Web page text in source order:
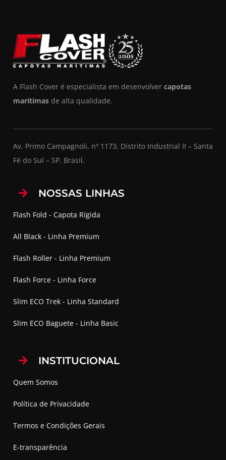
A Flash Cover é especialista em desenvolver capotas
marítimas de alta qualidade.
Av. Primo Campagnoli, nº 1173, Distrito Industrial II – Santa
Fé do Sul – SP. Brasil.
NOSSAS LINHAS
Flash Fold - Capota Rígida
All Black - Linha Premium
Flash Roller - Linha Premium
Flash Force - Linha Force
Slim ECO Trek - Linha Standard
Slim ECO Baguete - Linha Basic
INSTITUCIONAL
Quem Somos
Política de Privacidade
Termos e Condições Gerais
E-transparência